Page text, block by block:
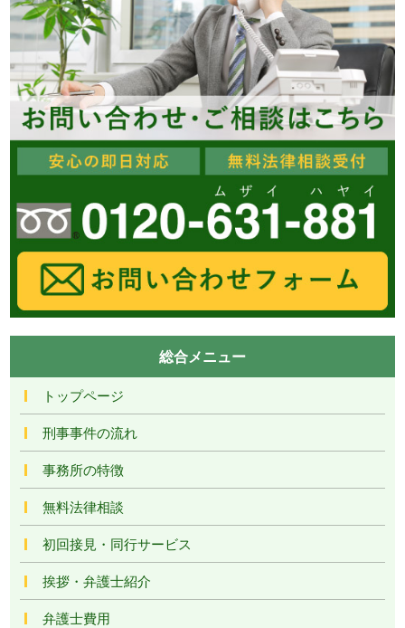
総合メニュー
トップページ
刑事事件の流れ
事務所の特徴
無料法律相談
初回接見・同行サービス
挨拶・弁護士紹介
弁護士費用